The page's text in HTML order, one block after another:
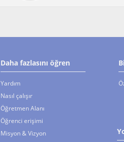
Daha fazlasını öğren
Yardım
Nasıl çalışır
Öğretmen Alanı
Öğrenci erişimi
Misyon & Vizyon